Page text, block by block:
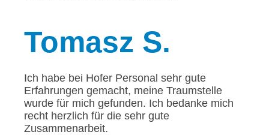
Tomasz S.
Ich habe bei Hofer Personal sehr gute
Erfahrungen gemacht, meine Traumstelle
wurde für mich gefunden. Ich bedanke mich
recht herzlich für die sehr gute
Zusammenarbeit.